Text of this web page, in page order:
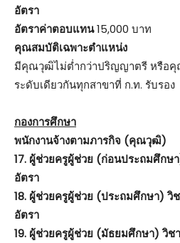
อัตรา
อัตราค่าตอบแทน15,000 บาท
คุณสมบัติเฉพาะตำแหน่ง
มีคุณวุฒิไม่ต่ำกว่าปริญญาตรี หรือคุ
ระดับเดียวกันทุกสาขาที่ ก.ท. รับรอง
กองการศึกษา
พนักงานจ้างตามภารกิจ (คุณวุฒิ)
17. ผู้ช่วยครูผู้ช่วย (ก่อนประถมศึกษ
อัตรา
18. ผู้ช่วยครูผู้ช่วย (ประถมศึกษา) วิ
อัตรา
19. ผู้ช่วยครูผู้ช่วย (มัธยมศึกษา) วิช